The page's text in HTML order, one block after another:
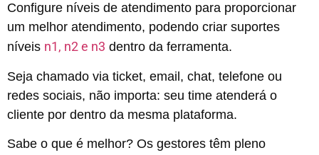
Configure níveis de atendimento para proporcionar
um melhor atendimento, podendo criar suportes
níveis n1, n2 e n3 dentro da ferramenta.
Seja chamado via ticket, email, chat, telefone ou
redes sociais, não importa: seu time atenderá o
cliente por dentro da mesma plataforma.
Sabe o que é melhor? Os gestores têm pleno